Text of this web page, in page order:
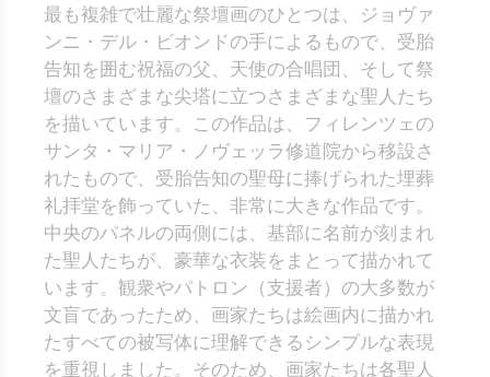
最も複雑で壮麗な祭壇画のひとつは、ジョヴァ
ンニ・デル・ビオンドの手によるもので、受胎
告知を囲む祝福の父、天使の合唱団、そして祭
壇のさまざまな尖塔に立つさまざまな聖人たち
を描いています。この作品は、フィレンツェの
サンタ・マリア・ノヴェッラ修道院から移設さ
れたもので、受胎告知の聖母に捧げられた埋葬
礼拝堂を飾っていた、非常に大きな作品です。
中央のパネルの両側には、基部に名前が刻まれ
た聖人たちが、豪華な衣装をまとって描かれて
います。観衆やパトロン（支援者）の大多数が
文盲であったため、画家たちは絵画内に描かれ
たすべての被写体に理解できるシンプルな表現
を重視しました。そのため、画家たちは各聖人